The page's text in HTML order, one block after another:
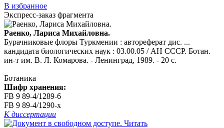
В избранное
Экспресс-заказ фрагмента
Раенко, Лариса Михайловна.
Бурачниковые флоры Туркмении : автореферат дис. ...
кандидата биологических наук : 03.00.05 / АН СССР. Ботан.
ин-т им. В. Л. Комарова. - Ленинград, 1989. - 20 с.
Ботаника
Шифр хранения:
FB 9 89-4/1289-6
FB 9 89-4/1290-x
К диссертации
Читать